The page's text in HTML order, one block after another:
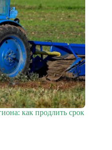
как продлить срок